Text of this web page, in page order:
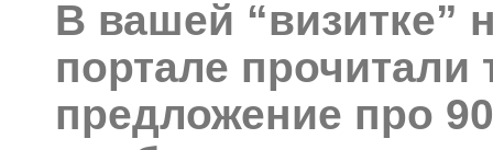
В вашей “визитке”
портале прочитали
предложение про